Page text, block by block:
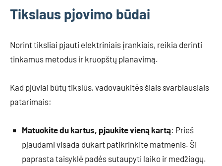
Tikslaus pjovimo būdai
Norint tiksliai pjauti elektriniais įrankiais, reikia derinti
tinkamus metodus ir kruopštų planavimą.
Kad pjūviai būtų tikslūs, vadovaukitės šiais svarbiausiais
patarimais:
Matuokite du kartus, pjaukite vieną kartą: Prieš
pjaudami visada dukart patikrinkite matmenis. Ši
paprasta taisyklė padės sutaupyti laiko ir medžiagų.